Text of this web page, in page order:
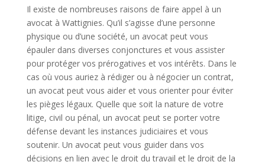
Il existe de nombreuses raisons de faire appel à un
avocat à Wattignies. Qu’il s’agisse d’une personne
physique ou d’une société, un avocat peut vous
épauler dans diverses conjonctures et vous assister
pour protéger vos prérogatives et vos intérêts. Dans le
cas où vous auriez à rédiger ou à négocier un contrat,
un avocat peut vous aider et vous orienter pour éviter
les pièges légaux. Quelle que soit la nature de votre
litige, civil ou pénal, un avocat peut se porter votre
défense devant les instances judiciaires et vous
soutenir. Un avocat peut vous guider dans vos
décisions en lien avec le droit du travail et le droit de la